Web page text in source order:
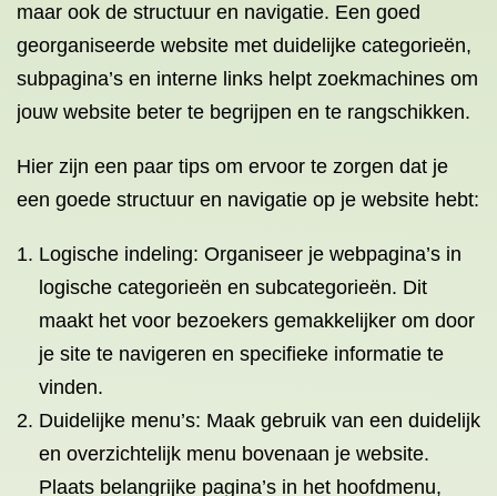
maar ook de structuur en navigatie. Een goed
georganiseerde website met duidelijke categorieën,
subpagina’s en interne links helpt zoekmachines om
jouw website beter te begrijpen en te rangschikken.
Hier zijn een paar tips om ervoor te zorgen dat je
een goede structuur en navigatie op je website hebt:
Logische indeling: Organiseer je webpagina’s in
logische categorieën en subcategorieën. Dit
maakt het voor bezoekers gemakkelijker om door
je site te navigeren en specifieke informatie te
vinden.
Duidelijke menu’s: Maak gebruik van een duidelijk
en overzichtelijk menu bovenaan je website.
Plaats belangrijke pagina’s in het hoofdmenu,